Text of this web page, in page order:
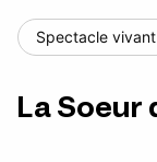
Spectacle vivant
La Soeur